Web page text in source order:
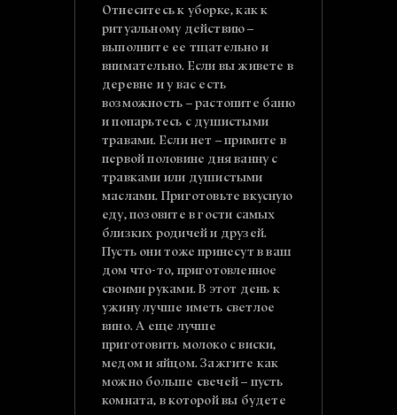
Отнеситесь к уборке, как к
ритуальному действию –
выполните ее тщательно и
внимательно. Если вы живете в
деревне и у вас есть
возможность – растопите баню
и попарьтесь с душистыми
травами. Если нет – примите в
первой половине дня ванну с
травками или душистыми
маслами. Приготовьте вкусную
еду, позовите в гости самых
близких родичей и друзей.
Пусть они тоже принесут в ваш
дом что-то, приготовленное
своими руками. В этот день к
ужину лучше иметь светлое
вино. А еще лучше
приготовить молоко с виски,
медом и яйцом. Зажгите как
можно больше свечей – пусть
комната, в которой вы будете